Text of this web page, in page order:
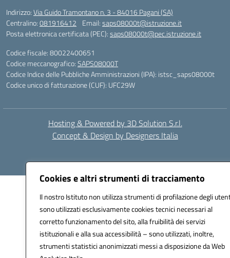
Cookies e altri strumenti di tracciamento
Il nostro Istituto non utilizza strumenti di profilazione degli
sono utilizzati esclusivamente cookies tecnici necessari al
corretto funzionamento del sito, alla fruibilità dei servizi
istituzionali e alla sua accessibilità – sono utilizzati, inoltre,
strumenti statistici anonimizzati messi a disposizione da Web
Indirizzo:Via Guido Tramontano n. 3 - 84016 Pagani (SA)
Centralino:081916412 Email:saps08000t@istruzione.it
Posta elettronica certificata (PEC):saps08000t@pec.istruzione.it
Codice fiscale: 80022400651
Codice meccanografico:SAPS08000T
Codice Indice delle Pubbliche Amministrazioni (IPA): istsc_saps08000t
Codice unico di fatturazione (CUF): UFC29W
Hosting & Powered by 3D Solution S.r.l.
Concept & Design by Designers Italia